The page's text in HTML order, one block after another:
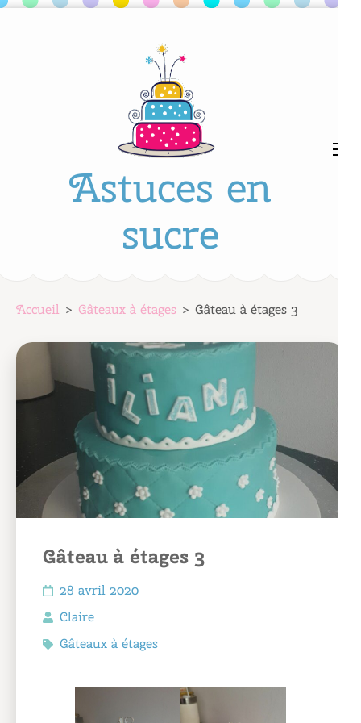
Astuces en
sucre
Accueil > Gâteaux à étages > Gâteau à étages 3
Gâteau à étages 3
28 avril 2020
Claire
Gâteaux à étages